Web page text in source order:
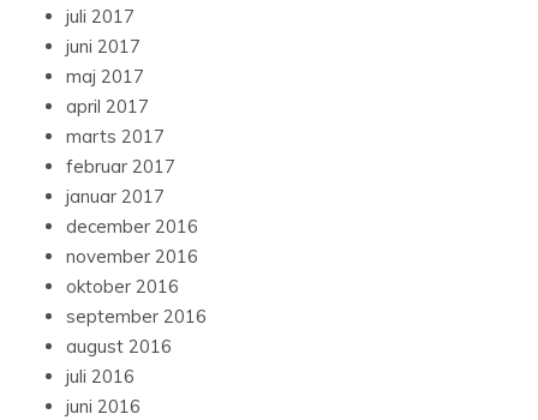
juli 2017
juni 2017
maj 2017
april 2017
marts 2017
februar 2017
januar 2017
december 2016
november 2016
oktober 2016
september 2016
august 2016
juli 2016
juni 2016